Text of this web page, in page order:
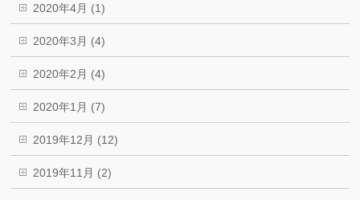
2020年4月 (1)
2020年3月 (4)
2020年2月 (4)
2020年1月 (7)
2019年12月 (12)
2019年11月 (2)